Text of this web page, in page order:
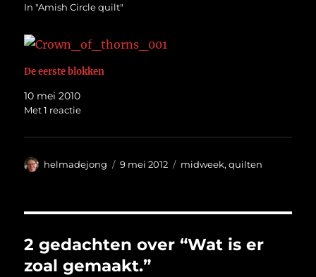
In "Amish Circle quilt"
De eerste blokken
10 mei 2010
Met 1 reactie
Auteur
helmadejong
Geplaatst
9 mei 2012 Categorieën
midweek,quilten
2 gedachten over “Wat is er
zoal gemaakt.”